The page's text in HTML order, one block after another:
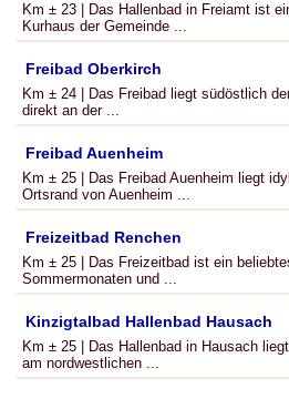
Km ± 23 | Das Hallenbad in Freiamt ist
Kurhaus der Gemeinde ...
Freibad Oberkirch
Km ± 24 | Das Freibad liegt südöstlich
direkt an der ...
Freibad Auenheim
Km ± 25 | Das Freibad Auenheim liegt
Ortsrand von Auenheim ...
Freizeitbad Renchen
Km ± 25 | Das Freizeitbad ist ein
Sommermonaten und ...
Kinzigtalbad Hallenbad Hausach
Km ± 25 | Das Hallenbad in Hausach
am nordwestlichen ...